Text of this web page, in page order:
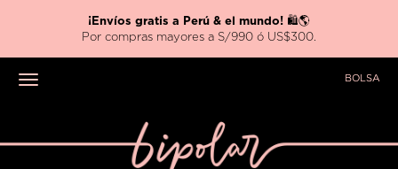
Nueva colección HARRY POTTER x BIPOLAR ⚡
Toggle navigation BOLSA